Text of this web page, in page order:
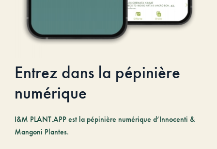
Entrez dans la pépinière
numérique
I&M PLANT.APP est la pépinière numérique d’Innocenti &
Mangoni Plantes.